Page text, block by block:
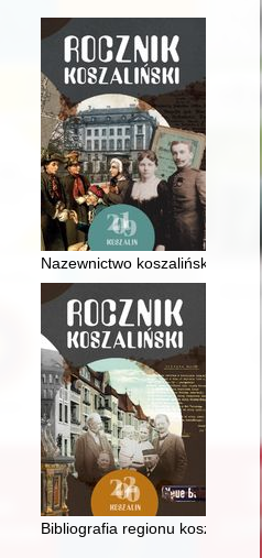
Polskiego w Chrzanowie :
Nazewnictwo koszalińskich
teologiczny Diecezji
Bibliografia regionu